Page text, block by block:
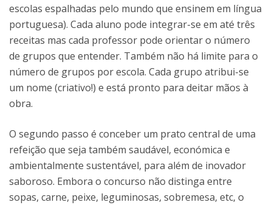
escolas espalhadas pelo mundo que ensinem em língua
portuguesa). Cada aluno pode integrar-se em até três
receitas mas cada professor pode orientar o número
de grupos que entender. Também não há limite para o
número de grupos por escola. Cada grupo atribui-se
um nome (criativo!) e está pronto para deitar mãos à
obra.
O segundo passo é conceber um prato central de uma
refeição que seja também saudável, económica e
ambientalmente sustentável, para além de inovador
saboroso. Embora o concurso não distinga entre
sopas, carne, peixe, leguminosas, sobremesa, etc, o